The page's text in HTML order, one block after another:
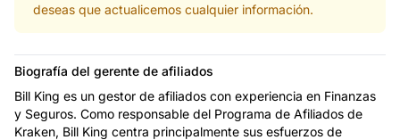
deseas que actualicemos cualquier información.
Biografía del gerente de afiliados
Bill King es un gestor de afiliados con experiencia en Finanzas
y Seguros. Como responsable del Programa de Afiliados de
Kraken, Bill King centra principalmente sus esfuerzos de